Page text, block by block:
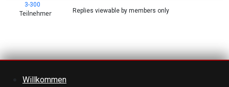
3-300
Teilnehmer Replies viewable by members only
Willkommen